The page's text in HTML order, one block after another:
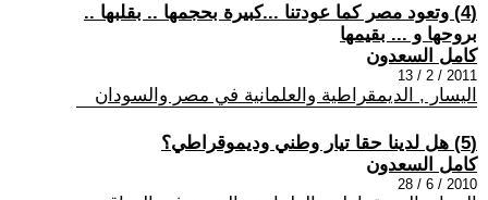
(4) وتعود مصر كما عودتنا ...كبيرة بحجمها .. بقلبها ..
بروحها و ... بقيمها
كامل السعدون
2011 / 2 / 13
اليسار , الديمقراطية والعلمانية في مصر والسودان
(5) هل لدينا حقا تيار وطني وديموقراطي؟
كامل السعدون
2010 / 6 / 28